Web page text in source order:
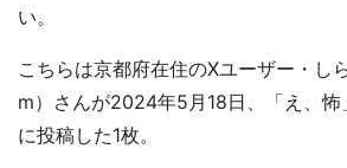
い。
こちらは京都府在住のXユーザー・し
m）さんが2024年5月18日、「え、怖
に投稿した1枚。